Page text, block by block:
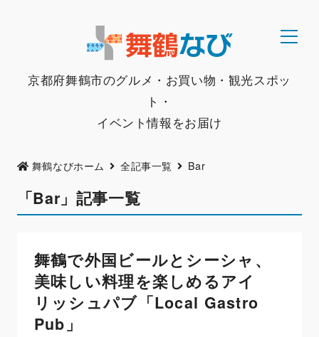
京都府舞鶴市のグルメ・お買い物・観光スポッ
ト・
イベント情報をお届け
舞鶴なびホーム 全記事一覧 Bar
「Bar」記事一覧
舞鶴で外国ビールとシーシャ、
美味しい料理を楽しめるアイ
リッシュパブ「Local Gastro
Pub」